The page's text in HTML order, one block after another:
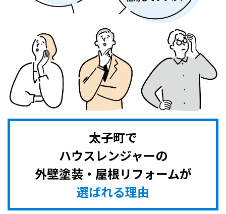
太子町で
ハウスレンジャーの
外壁塗装・屋根リフォームが
選ばれる理由